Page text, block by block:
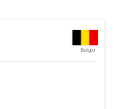
Belgio